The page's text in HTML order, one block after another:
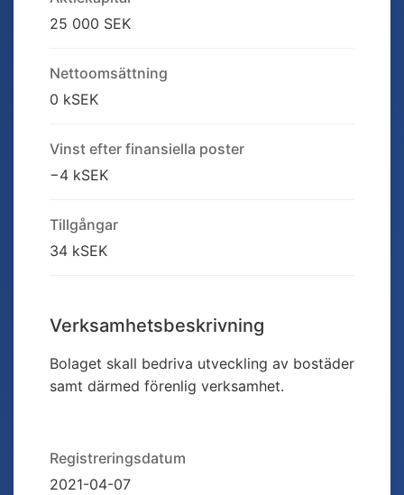
25 000 SEK
Nettoomsättning
0 kSEK
Vinst efter finansiella poster
−4 kSEK
Tillgångar
34 kSEK
Verksamhetsbeskrivning
Bolaget skall bedriva utveckling av bostäder
samt därmed förenlig verksamhet.
Registreringsdatum
2021-04-07